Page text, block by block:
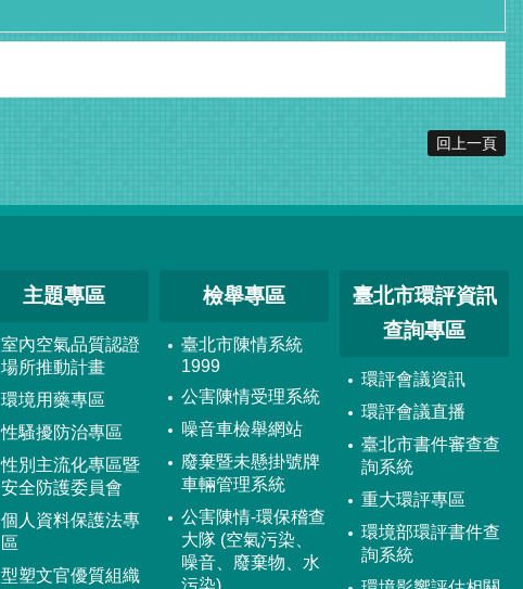
回上一頁
主題專區
室內空氣品質認證
場所推動計畫
環境用藥專區
性騷擾防治專區
性別主流化專區暨
安全防護委員會
個人資料保護法專
區
型塑文官優質組織
檢舉專區
臺北市陳情系統
1999
公害陳情受理系統
噪音車檢舉網站
廢棄暨未懸掛號牌
車輛管理系統
公害陳情-環保稽查
大隊 (空氣污染、
噪音、廢棄物、水
污染)
臺北市環評資訊
查詢專區
環評會議資訊
環評會議直播
臺北市書件審查查
詢系統
重大環評專區
環境部環評書件查
詢系統